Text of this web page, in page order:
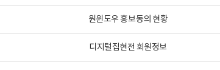
원윈도우 홍보동의 현황
디지털집현전 회원정보